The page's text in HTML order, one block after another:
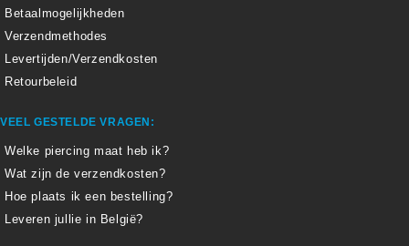
Betaalmogelijkheden
Verzendmethodes
Levertijden/Verzendkosten
Retourbeleid
VEEL GESTELDE VRAGEN:
Welke piercing maat heb ik?
Wat zijn de verzendkosten?
Hoe plaats ik een bestelling?
Leveren jullie in België?